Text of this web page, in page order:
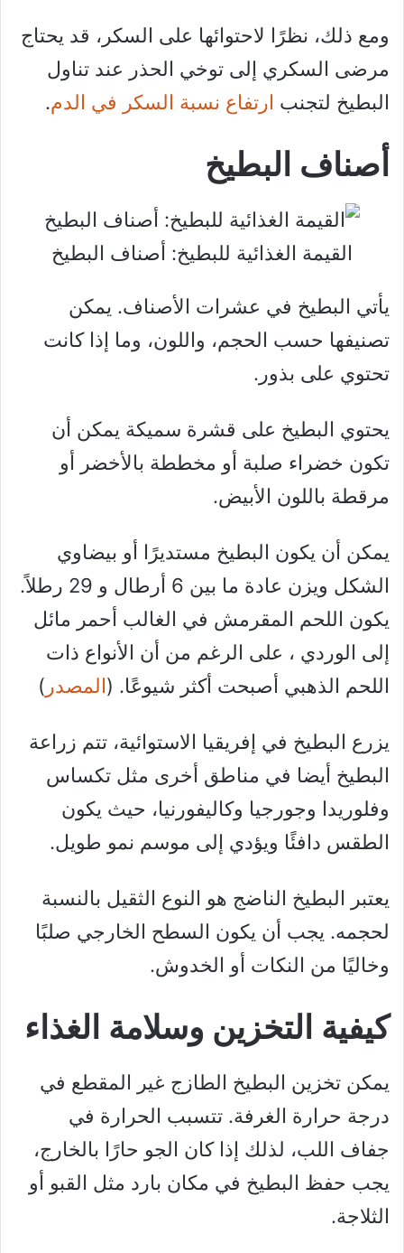
ومع ذلك، نظرًا لاحتوائها على السكر، قد يحتاج
مرضى السكري إلى توخي الحذر عند تناول
البطيخ لتجنب ارتفاع نسبة السكر في الدم.
أصناف البطيخ
القيمة الغذائية للبطيخ: أصناف البطيخ
يأتي البطيخ في عشرات الأصناف. يمكن
تصنيفها حسب الحجم، واللون، وما إذا كانت
تحتوي على بذور.
يحتوي البطيخ على قشرة سميكة يمكن أن
تكون خضراء صلبة أو مخططة بالأخضر أو ​​
مرقطة باللون الأبيض.
يمكن أن يكون البطيخ مستديرًا أو بيضاوي
الشكل ويزن عادة ما بين 6 أرطال و 29 رطلاً.
يكون اللحم المقرمش في الغالب أحمر مائل
إلى الوردي ، على الرغم من أن الأنواع ذات
اللحم الذهبي أصبحت أكثر شيوعًا. (المصدر )
يزرع البطيخ في إفريقيا الاستوائية، تتم زراعة
البطيخ أيضا في مناطق أخرى مثل تكساس
وفلوريدا وجورجيا وكاليفورنيا، حيث يكون
الطقس دافئًا ويؤدي إلى موسم نمو طويل.
يعتبر البطيخ الناضج هو النوع الثقيل بالنسبة
لحجمه. يجب أن يكون السطح الخارجي صلبًا
وخاليًا من النكات أو الخدوش.
كيفية التخزين وسلامة الغذاء
يمكن تخزين البطيخ الطازج غير المقطع في
درجة حرارة الغرفة. تتسبب الحرارة في
جفاف اللب، لذلك إذا كان الجو حارًا بالخارج،
يجب حفظ البطيخ في مكان بارد مثل القبو أو
الثلاجة.